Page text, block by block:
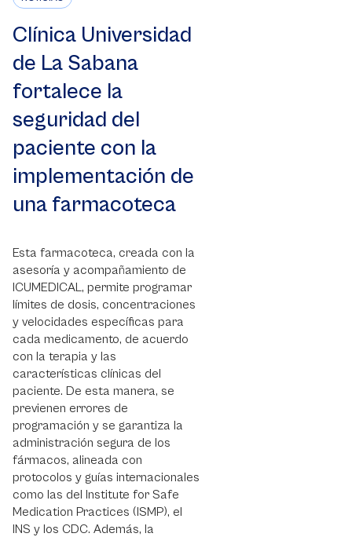
Clínica Universidad
de La Sabana
fortalece la
seguridad del
paciente con la
implementación de
una farmacoteca
Esta farmacoteca, creada con la
asesoría y acompañamiento de
ICUMEDICAL, permite programar
límites de dosis, concentraciones
y velocidades específicas para
cada medicamento, de acuerdo
con la terapia y las
características clínicas del
paciente. De esta manera, se
previenen errores de
programación y se garantiza la
administración segura de los
fármacos, alineada con
protocolos y guías internacionales
como las del Institute for Safe
Medication Practices (ISMP), el
INS y los CDC. Además, la